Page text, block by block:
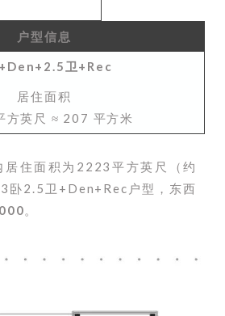
户型信息
卫+Rec
居住面积
方英尺 ≈ 207 平方米
居住面积为2223平方英尺（约
卧2.5卫+Den+Rec户型，东西
。